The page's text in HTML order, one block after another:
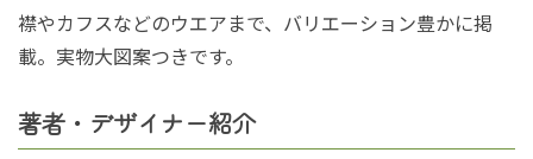
襟やカフスなどのウエアまで、バリエーション豊かに掲
載。実物大図案つきです。
著者・デザイナー紹介